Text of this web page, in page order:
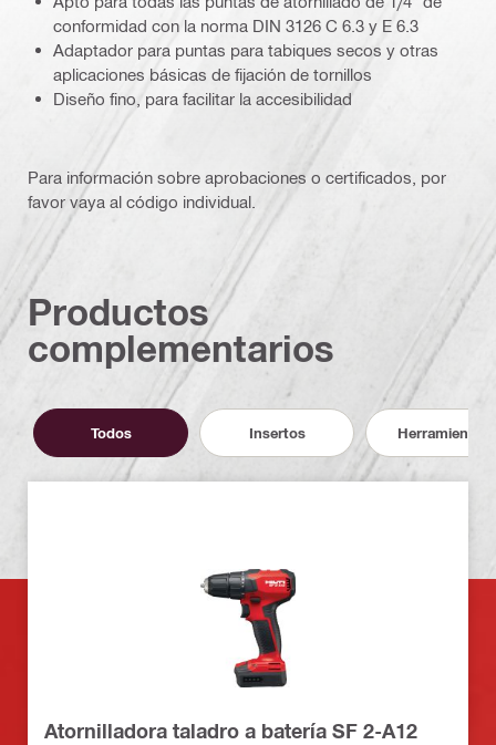
conformidad con la norma DIN 3126 C 6.3 y E 6.3
Adaptador para puntas para tabiques secos y otras
aplicaciones básicas de fijación de tornillos
Diseño fino, para facilitar la accesibilidad
Para información sobre aprobaciones o certificados, por
favor vaya al código individual.
Productos
complementarios
Todos Insertos Herramientas
Atornilladora taladro a batería SF 2-A12